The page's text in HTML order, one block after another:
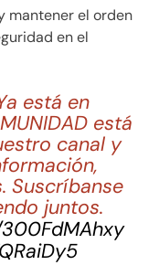
mantener el orden
en el
está en
está
canal y
Suscríbanse
juntos.